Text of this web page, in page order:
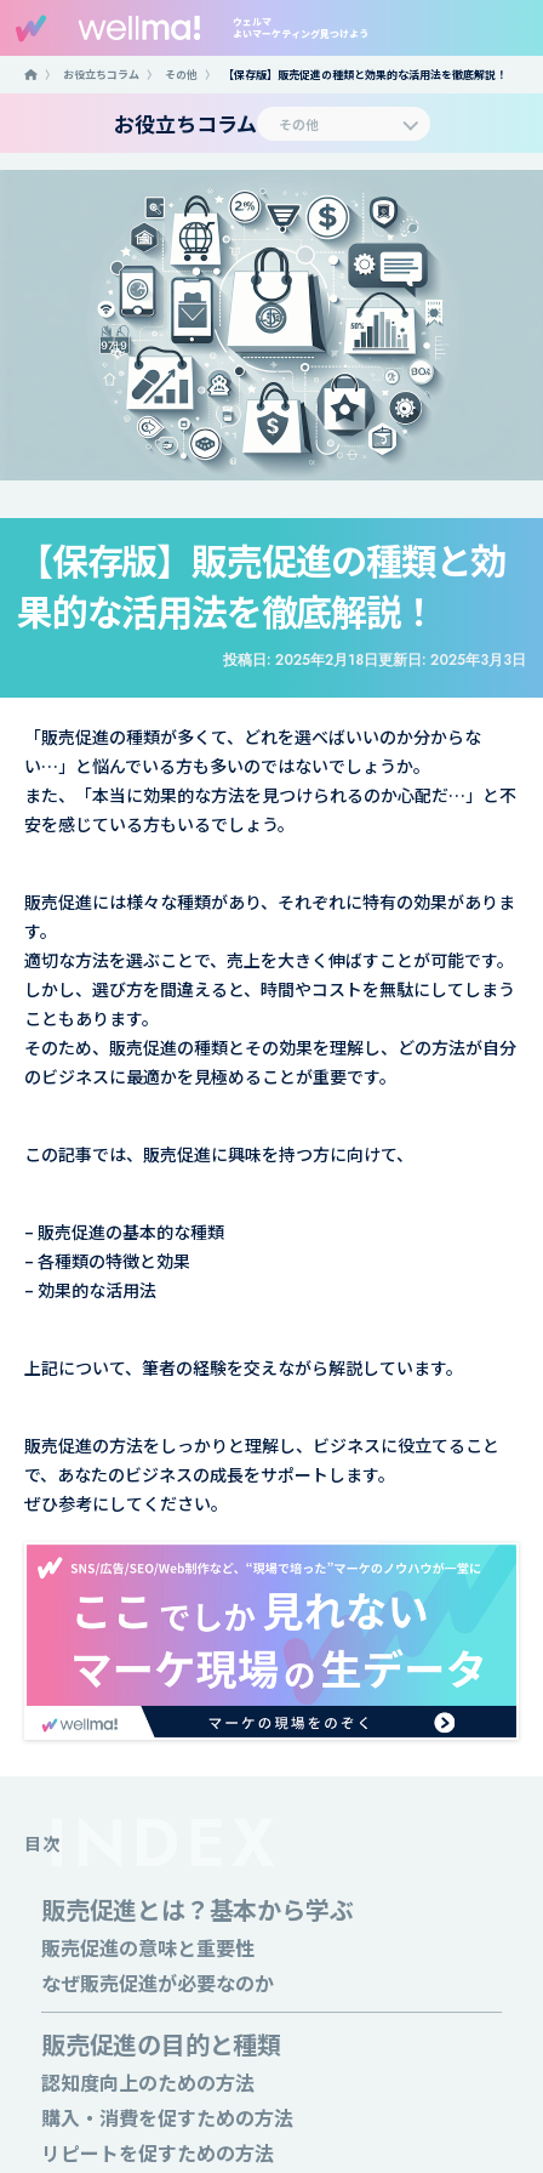
ウェルマ
よいマーケティング見つけよう
〉 お役立ちコラム 〉 その他 〉 【保存版】販売促進の種類と効果的な活用法を徹底解説！
お役立ちコラム
【保存版】販売促進の種類と効
果的な活用法を徹底解説！
投稿日: 2025年2月18日更新日: 2025年3月3日
「販売促進の種類が多くて、どれを選べばいいのか分からな
い…」と悩んでいる方も多いのではないでしょうか。
また、「本当に効果的な方法を見つけられるのか心配だ…」と不
安を感じている方もいるでしょう。
販売促進には様々な種類があり、それぞれに特有の効果がありま
す。
適切な方法を選ぶことで、売上を大きく伸ばすことが可能です。
しかし、選び方を間違えると、時間やコストを無駄にしてしまう
こともあります。
そのため、販売促進の種類とその効果を理解し、どの方法が自分
のビジネスに最適かを見極めることが重要です。
この記事では、販売促進に興味を持つ方に向けて、
– 販売促進の基本的な種類
– 各種類の特徴と効果
– 効果的な活用法
上記について、筆者の経験を交えながら解説しています。
販売促進の方法をしっかりと理解し、ビジネスに役立てること
で、あなたのビジネスの成長をサポートします。
ぜひ参考にしてください。
目次
販売促進とは？基本から学ぶ
販売促進の意味と重要性
なぜ販売促進が必要なのか
販売促進の目的と種類
認知度向上のための方法
購入・消費を促すための方法
リピートを促すための方法